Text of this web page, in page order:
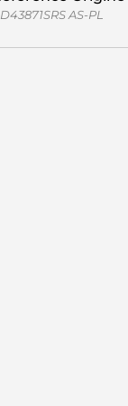
AS-PL